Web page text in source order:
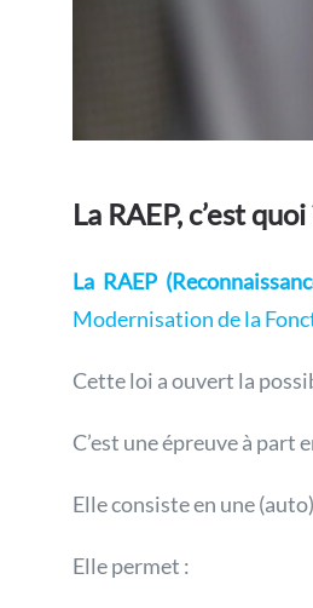
La RAEP, c’est quoi
La RAEP
Modernisation de la
Cette loi a ouvert la
C’est une épreuve à
Elle consiste en une
Elle permet :